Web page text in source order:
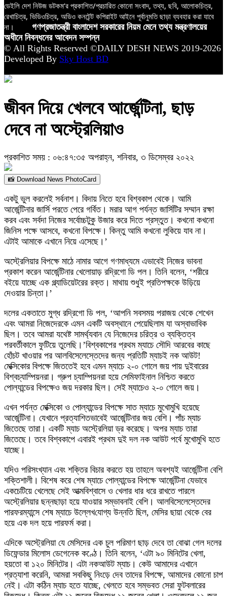
ডেইলি দেশ নিউজ ডটকম’র প্রকাশিত/প্রচারিত কোনো সংবাদ, তথ্য, ছবি, আলোকচিত্র,
রেখাচিত্র, ভিডিওচিত্র, অডিও কনটেন্ট কপিরাইট আইনে পূর্বানুমতি ছাড়া ব্যবহার করা যাবে
না।
গণপ্রজাতন্ত্রী বাংলাদেশ সরকারের নিয়ম মেনে তথ্য মন্ত্রণালয়ের
অধীনে নিবন্ধনের আবেদন সম্পন্ন
© All Rights Reserved ©DAILY DESH NEWS 2019-2026
Developed By Sky Host BD
জীবন দিয়ে খেলবে আর্জেন্টিনা, ছাড়
দেবে না অস্ট্রেলিয়াও
প্রকাশিত সময় : ০৬:৪৭:৩৫ অপরাহ্ন, শনিবার, ৩ ডিসেম্বর ২০২২
📸 Download News PhotoCard
একটু ভুল করলেই সর্বনাশ। বিদায় নিতে হবে বিশ্বকাপ থেকে। আমি
আর্জেন্টিনার জার্সি পরতে পেরে গর্বিত। মরার আগ পর্যন্ত জার্সিটির সম্মান রক্ষা
করব এবং সর্বদা নিজের সর্বোচ্চটুকু উজার করে দিতে প্রস্তুত। কখনো কখনো
জিনিস পক্ষে আসবে, কখনো বিপক্ষে। কিন্তু আমি কখনো লুকিয়ে যাব না।
এটাই আমাকে এখানে নিয়ে এসেছে।’
অস্ট্রেলিয়ার বিপক্ষে মাঠে নামার আগে গণমাধ্যমে এভাবেই নিজের ভাবনা
প্রকাশ করেন আর্জেন্টিনার খেলোয়াড় রদ্রিগো ডি পল। তিনি বলেন, ‘শরীরে
বইয়ে যাচ্ছে এক গ্ল্যাডিয়েটরের রক্ত। মাথায় শুধুই প্রতিপক্ষকে উড়িয়ে
দেওয়ার চিন্তা।’
দলের একতাতে মুগ্ধ রদ্রিগো ডি পল, ‘আপনি সবসময় পরাজয় থেকে শেখেন
এবং আমরা নিজেদেরকে এমন একটি অবস্থানে পেয়েছিলাম যা অস্বাভাবিক
ছিল। তবে আমরা যথেষ্ট সামর্থ‌্যবান যে নিজেদের চরিত্র ও ব্যক্তিত্ব
পরবর্তীকালে ফুটিয়ে তুলেছি।’বিশ্বকাপের প্রথম ম্যাচে সৌদি আরবের কাছে
হোঁচট খাওয়ার পর আলবিসেলেস্তেদের জন্য প্রতিটি ম্যাচই নক আউট!
মেক্সিকোর বিপক্ষে জিততেই হবে এমন ম্যাচে ২-০ গোলে জয় পায় দুইবারের
বিশ্বচ্যাম্পিয়নরা। গ্রুপ চ্যাম্পিয়নরা হয়ে সেমিফাইনাল নিশ্চিত করতে
পোল্যান্ডের বিপক্ষেও জয় দরকার ছিল। সেই ম্যাচেও ২-০ গোলে জয়।
এখন পর্যন্ত মেক্সিকো ও পোল্যান্ডের বিপক্ষে সাত ম্যাচে মুখোমুখি হয়েছে
আর্জেন্টিনা। যেখানে প্রত্যাশিতভাবেই আর্জেন্টিনার জয় বেশি। পাঁচ ম্যাচ
জিতেছে তারা। একটি ম্যাচ অস্ট্রেলিয়া ড্র করেছে। অপর ম্যাচ তারা
জিতেছে। তবে বিশ্বকাপে এবারই প্রথম দুই দল নক আউট পর্বে মুখোমুখি হতে
যাচ্ছে।
যদিও পরিসংখ্যান এবং শক্তির বিচার করতে হয় তাহলে অবশ্যই আর্জেন্টিনা বেশি
শক্তিশালী। বিশেষ করে শেষ ম্যাচে পোল্যান্ডের বিপক্ষে আর্জেন্টিনা যেভাবে
একচেটিয়ে খেলেছে সেই আত্মবিশ্বাসে ও খেলার ধার ধরে রাখতে পারলে
অস্ট্রেলিয়ার ছন্নছাড়া হয়ে যাওয়ার সম্ভাবনাই বেশি। আলবিসেলেস্তেদের
পারফরম্যান্সে শেষ ম্যাচে উল্লেখ‌যোগ্য উন্নতি ছিল, মেসির ছায়া থেকে বের
হয়ে এক দল হয়ে পারফর্ম করা।
এদিকে অস্ট্রেলিয়া যে মেসিদের এক চুল পরিমাণ ছাড় দেবে তা বোঝা গেল দলের
ডিফেন্ডার মিলোস ডেগেনেক কণ্ঠে। তিনি বলেন, ‘এটা ৯০ মিনিটের খেলা,
হয়তো বা ১২০ মিনিটের। এটা নকআউট ম্যাচ। কেউ আমাদের এখানে
প্রত্যাশা করেনি, আমরা সবকিছু নিংড়ে দেব তাদের বিপক্ষে, আমাদের কোনো চাপ
নেই। এটা কঠিন ম্যাচ হতে যাচ্ছে, খেলতে হবে সম্ভবত সেরা ফুটবলারের